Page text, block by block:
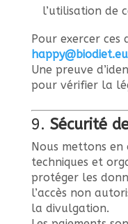
l’utilisation de
Pour exercer
happy@biodiet.eu
Une preuve
pour vérifier la
9. Sécurité
Nous mettons en
techniques et
protéger les
l’accès non
la divulgation.